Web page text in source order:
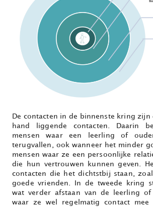
De contacten in de binnenste kring zijn
hand liggende contacten. Daarin
mensen waar een leerling of
terugvallen, ook wanneer het minder
mensen waar ze een persoonlijke
die hun vertrouwen kunnen geven.
contacten die het dichtstbij staan,
goede vrienden. In de tweede kring
wat verder afstaan van de leerling
waar ze wel regelmatig contact mee